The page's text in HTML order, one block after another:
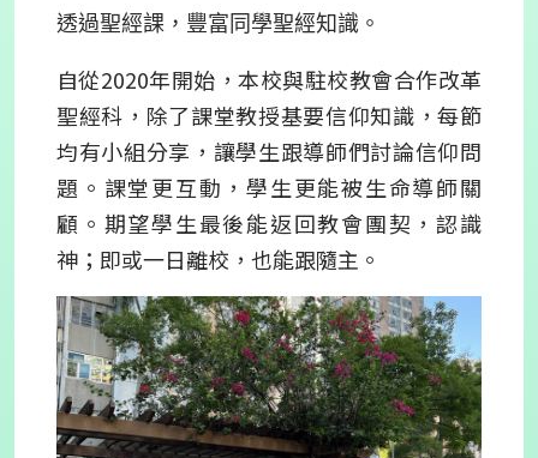
透過聖經課，豐富同學聖經知識。
自從2020年開始，本校與駐校教會合作改革
聖經科，除了課堂教授基要信仰知識，每節
均有小組分享，讓學生跟導師們討論信仰問
題。課堂更互動，學生更能被生命導師關
顧。期望學生最後能返回教會團契，認識
神；即或一日離校，也能跟隨主。